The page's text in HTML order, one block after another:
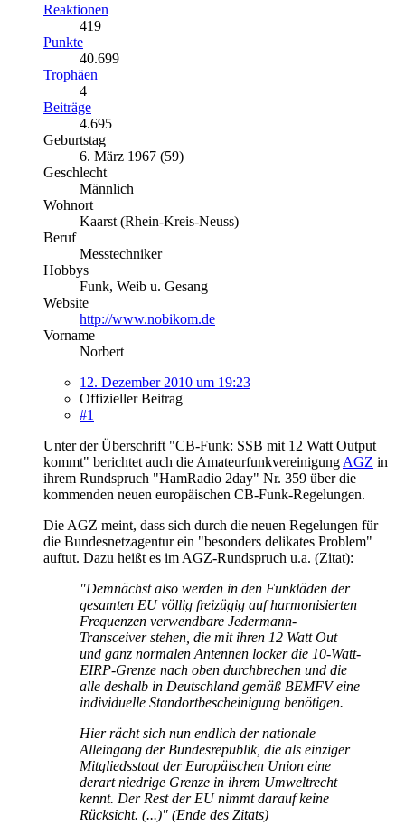
Reaktionen
419
Punkte
40.699
Trophäen
4
Beiträge
4.695
Geburtstag
6. März 1967 (59)
Geschlecht
Männlich
Wohnort
Kaarst (Rhein-Kreis-Neuss)
Beruf
Messtechniker
Hobbys
Funk, Weib u. Gesang
Website
http://www.nobikom.de
Vorname
Norbert
12. Dezember 2010 um 19:23
Offizieller Beitrag
#1
Unter der Überschrift "CB-Funk: SSB mit 12 Watt Output
kommt" berichtet auch die Amateurfunkvereinigung AGZ in
ihrem Rundspruch "HamRadio 2day" Nr. 359 über die
kommenden neuen europäischen CB-Funk-Regelungen.
Die AGZ meint, dass sich durch die neuen Regelungen für
die Bundesnetzagentur ein "besonders delikates Problem"
auftut. Dazu heißt es im AGZ-Rundspruch u.a. (Zitat):
"Demnächst also werden in den Funkläden der
gesamten EU völlig freizügig auf harmonisierten
Frequenzen verwendbare Jedermann-
Transceiver stehen, die mit ihren 12 Watt Out
und ganz normalen Antennen locker die 10-Watt-
EIRP-Grenze nach oben durchbrechen und die
alle deshalb in Deutschland gemäß BEMFV eine
individuelle Standortbescheinigung benötigen.
Hier rächt sich nun endlich der nationale
Alleingang der Bundesrepublik, die als einziger
Mitgliedsstaat der Europäischen Union eine
derart niedrige Grenze in ihrem Umweltrecht
kennt. Der Rest der EU nimmt darauf keine
Rücksicht. (...)" (Ende des Zitats)